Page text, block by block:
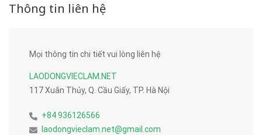
Thông tin liên hệ
Mọi thông tin chi tiết vui lòng liên hệ
LAODONGVIECLAM.NET
117 Xuân Thủy, Q. Cầu Giấy, TP. Hà Nội
+84 936126566
laodongvieclam.net@gmail.com